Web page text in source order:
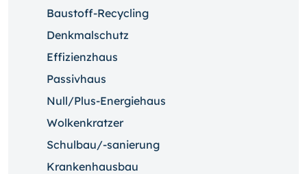
Baustoff-Recycling
Denkmalschutz
Effizienzhaus
Passivhaus
Null/Plus-Energiehaus
Wolkenkratzer
Schulbau/-sanierung
Krankenhausbau